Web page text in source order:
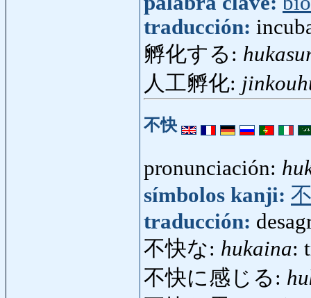
traducción:
孵化する:
人工孵化:
不快
pronunciación:
símbolos kanji:
traducción:
不快な: hukaina:
不快に感じる: